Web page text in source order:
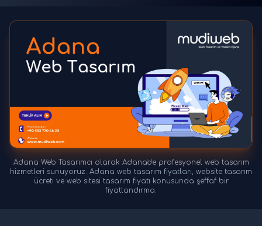
Adana Web Tasarımcı olarak Adana'de profesyonel web tasarım
hizmetleri sunuyoruz. Adana web tasarım fiyatları, website tasarım
ücreti ve web sitesi tasarım fiyatı konusunda şeffaf bir
fiyatlandırma.